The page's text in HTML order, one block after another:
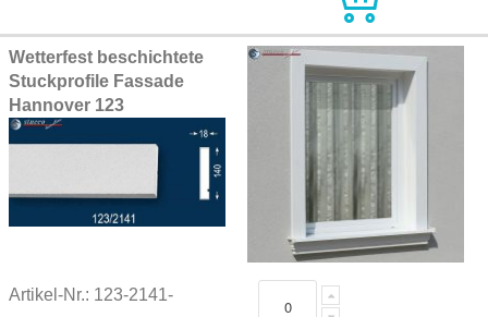
Wetterfest beschichtete
Stuckprofile Fassade
Hannover 123
Artikel-Nr.: 123-2141-